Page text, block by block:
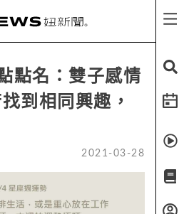
點名：雙子感情
到相同興趣，
2021-03-28